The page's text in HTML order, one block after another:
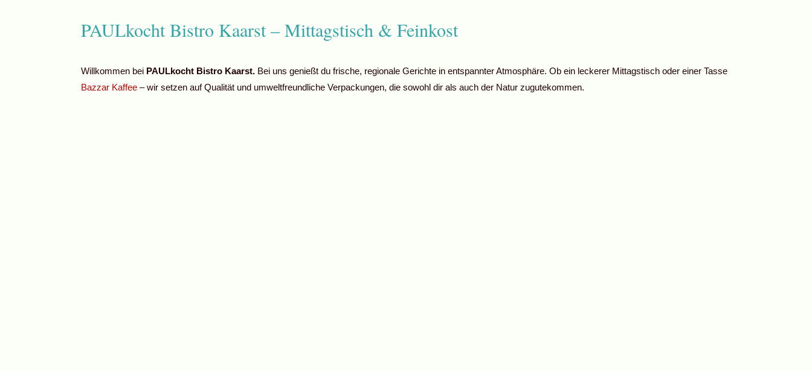
PAULkocht Bistro Kaarst – Mittagstisch & Feinkost
Willkommen bei PAULkocht Bistro Kaarst. Bei uns genießt du frische, regionale Gerichte in entspannter Atmosphäre. Ob ein leckerer Mittagstisch oder einer Tasse
Bazzar Kaffee – wir setzen auf Qualität und umweltfreundliche Verpackungen, die sowohl dir als auch der Natur zugutekommen.